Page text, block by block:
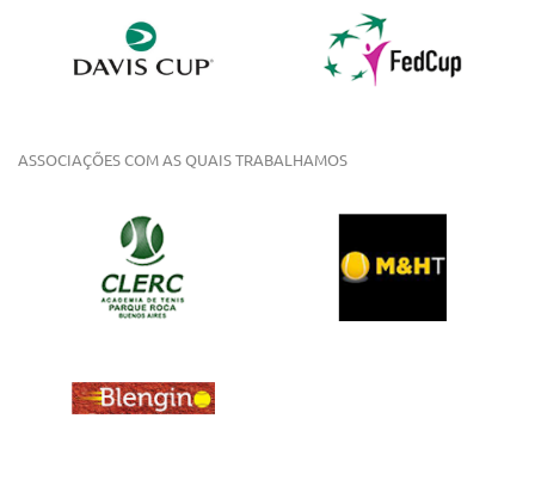
ASSOCIAÇÕES COM AS QUAIS TRABALHAMOS